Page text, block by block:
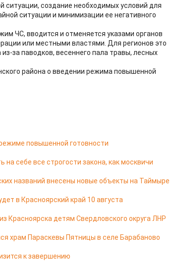
ситуации, создание необходимых условий для
ситуации и минимизации ее негативного
ЧС, вводится и отменяется указами органов
или местными властями. Для регионов это
за паводков, весеннего пала травы, лесных
района о введении режима повышенной
повышенной готовности
на себе все строгости закона, как москвичи
названий внесены новые объекты на Таймыре
в Красноярский край 10 августа
Красноярска детям Свердловского округа ЛНР
храм Параскевы Пятницы в селе Барабаново
к завершению